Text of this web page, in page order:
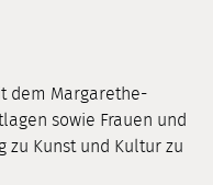
dem Margarethe-
sowie Frauen und
zu Kunst und Kultur zu